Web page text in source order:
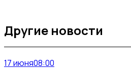
Другие новости
17 июня08:00